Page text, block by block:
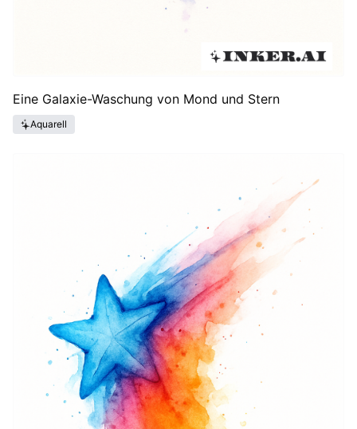
Eine Galaxie-Waschung von Mond und Stern
Aquarell